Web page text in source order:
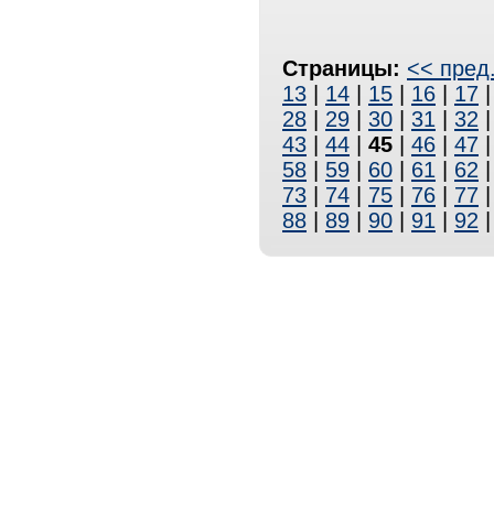
Страницы: <<
13
14 15 16 17
28
29 30 31 32
43
44 45 46 47
58
59 60 61 62
73
74 75 76 77
88
89 90 91 92